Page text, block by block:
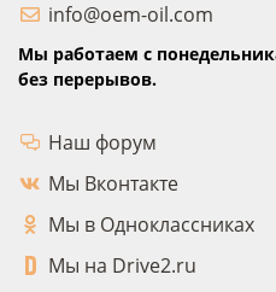
info@oem-oil.com
Мы работаем с
без перерывов.
Наш форум
Мы Вконтакте
Мы в Одноклассниках
Мы на Drive2.ru